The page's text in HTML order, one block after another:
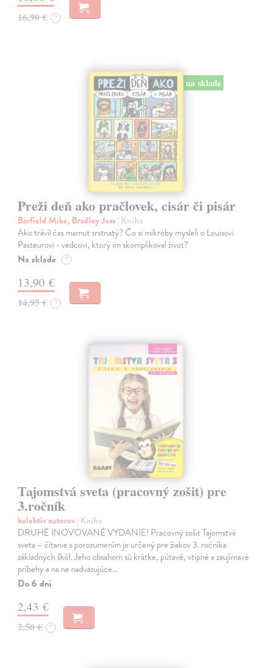
16,90 € ?
na sklade
Preži deň ako pračlovek, cisár či pisár
Barfield Mike, Bradley Jess| Kniha
Ako trávil čas mamut srstnatý? Čo si mikróby mysleli o Louisovi
Pasteurovi - vedcovi, ktorý im skomplikoval život?
Na sklade ?
13,90 €
14,95 € ?
Tajomstvá sveta (pracovný zošit) pre
3.ročník
kolektív autorov| Kniha
DRUHÉ INOVOVANÉ VYDANIE! Pracovný zošit Tajomstvá
sveta – čítanie s porozumením je určený pre žiakov 3. ročníka
základných škôl. Jeho obsahom sú krátke, pútavé, vtipné a zaujímavé
príbehy a na ne nadväzujúce…
Do 6 dní
2,43 €
2,50 € ?